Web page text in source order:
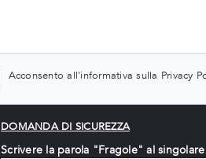
Acconsento all'informativa sulla Privacy
DOMANDA DI SICUREZZA
Scrivere la parola "Fragole" al singolare